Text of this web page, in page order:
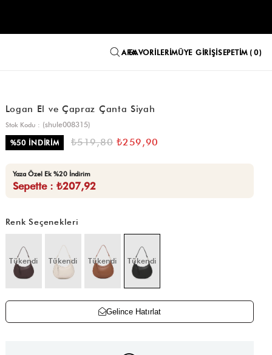
FAVORILERIMÜYE GIRIŞISEPETIM 0
Logan El ve Çapraz Çanta Siyah
Stok Kodu
(shule008315)
%50İNDIRIM ₺519,80 ₺259,90
Yaza Özel Ek %20 İndirim
Sepette : ₺207,92
Renk Seçenekleri
Tükendi Tükendi Tükendi Tükendi
Gelince Hatırlat